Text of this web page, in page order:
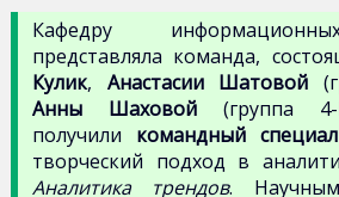
Кафедру
представляла команда,
Кулик, Анастасии Шатовой
Анны Шаховой(группа 4-
получили командный
творческий подход в
Аналитика трендов.